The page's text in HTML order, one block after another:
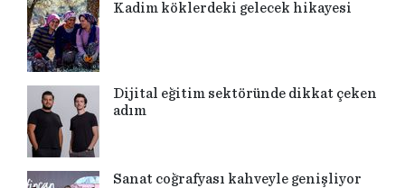
Kadim köklerdeki gelecek hikayesi
Dijital eğitim sektöründe dikkat çeken
adım
Sanat coğrafyası kahveyle genişliyor